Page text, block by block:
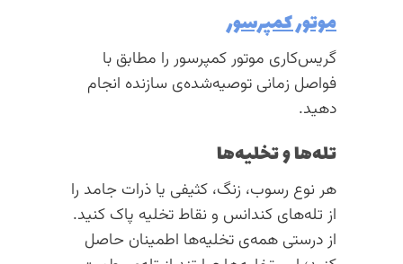
موتور کمپرسور
گریس‌کاری موتور کمپرسور را مطابق با
فواصل زمانی توصیه‌شده‌ی سازنده انجام
دهید.
تله‌ها و تخلیه‌ها
هر نوع رسوب، زنگ، کثیفی یا ذرات جامد را
از تله‌های کندانس و نقاط تخلیه پاک کنید.
از درستی همه‌ی تخلیه‌ها اطمینان حاصل